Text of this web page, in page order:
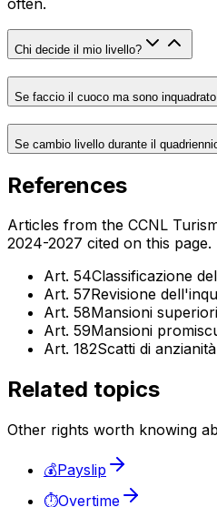
Chi decide il mio livello?
Se faccio il cuoco ma sono
Se cambio livello durante il
References
Articles from the CCNL
2024-2027 cited on this page.
Art. 54Classificazione
Art. 57Revisione
Art. 58Mansioni
Art. 59Mansioni
Art. 182Scatti di
Related topics
Other rights worth knowing
💰Payslip
⏱️Overtime